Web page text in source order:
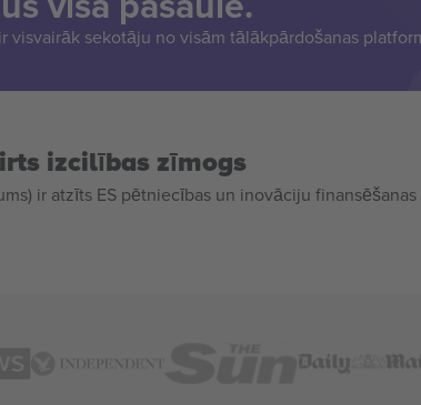
visvairāk sekotāju no visām tālākpārdošanas
izcilības zīmogs
ir atzīts ES pētniecības un inovāciju